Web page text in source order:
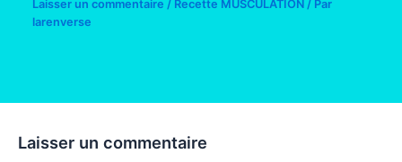
Laisser un commentaire / Recette MUSCULATION / Par
larenverse
Laisser un commentaire